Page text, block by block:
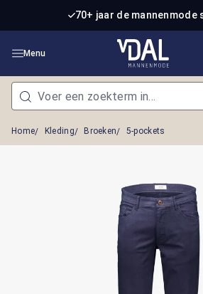
Ga naar de hoofdinhoud70+ jaar de mannenmode
Menu
Home Kleding Broeken 5-pockets